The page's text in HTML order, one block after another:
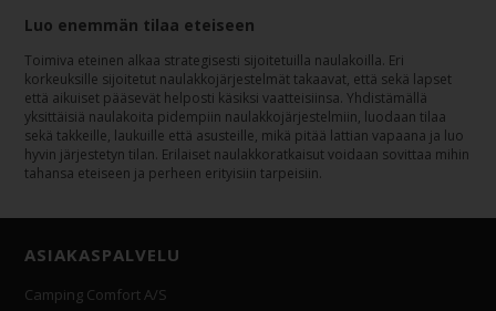
Luo enemmän tilaa eteiseen
Toimiva eteinen alkaa strategisesti sijoitetuilla naulakoilla. Eri
korkeuksille sijoitetut naulakkojärjestelmät takaavat, että sekä lapset
että aikuiset pääsevät helposti käsiksi vaatteisiinsa. Yhdistämällä
yksittäisiä naulakoita pidempiin naulakkojärjestelmiin, luodaan tilaa
sekä takkeille, laukuille että asusteille, mikä pitää lattian vapaana ja luo
hyvin järjestetyn tilan. Erilaiset naulakkoratkaisut voidaan sovittaa mihin
tahansa eteiseen ja perheen erityisiin tarpeisiin.
ASIAKASPALVELU
Camping Comfort A/S